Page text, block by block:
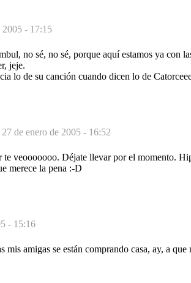
2005 - 17:15
no sé, no sé, porque aquí estamos ya con
jeje.
lo de su canción cuando dicen lo de
27 de enero de 2005 - 16:52
veooooooo. Déjate llevar por el momento.
merece la pena :-D
- 15:16
mis amigas se están comprando casa, ay, a